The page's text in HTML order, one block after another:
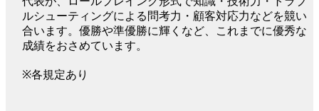
ルシューティングによる問考力・顧客対応力などを競い
合います。優勝や準優勝に輝くなど、これまでに優秀な
成績をおさめています。
※各規定あり